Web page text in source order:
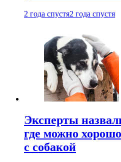
2 года спустя2 года спустя
Эксперты
где можно
с собакой